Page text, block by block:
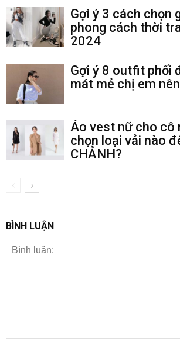
Gợi ý 3 cách chọn
phong cách thời
2024
Gợi ý 8 outfit phối
mát mẻ chị em
Áo vest nữ cho cô
chọn loại vải nào
CHẢNH?
BÌNH LUẬN